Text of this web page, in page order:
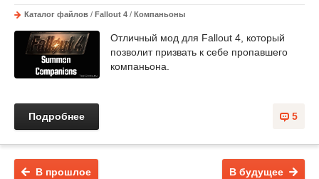
Каталог файлов / Fallout 4 / Компаньоны
Отличный мод для Fallout 4, который
позволит призвать к себе пропавшего
компаньона.
5
Подробнее
В будущее
В прошлое